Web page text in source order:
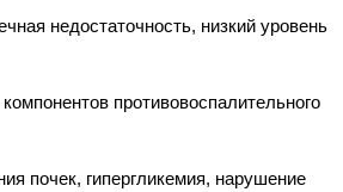
недостаточность, низкий уровень
противовоспалительного
почек, гипергликемия, нарушение